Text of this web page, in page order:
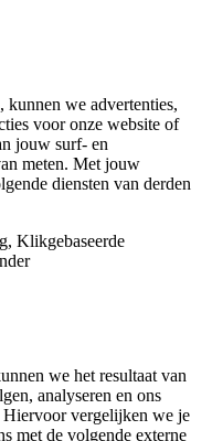
kunnen we advertenties,
voor onze website of
jouw surf- en
meten. Met jouw
diensten van derden
Klikgebaseerde
we het resultaat van
analyseren en ons
Hiervoor vergelijken we je
met de volgende externe